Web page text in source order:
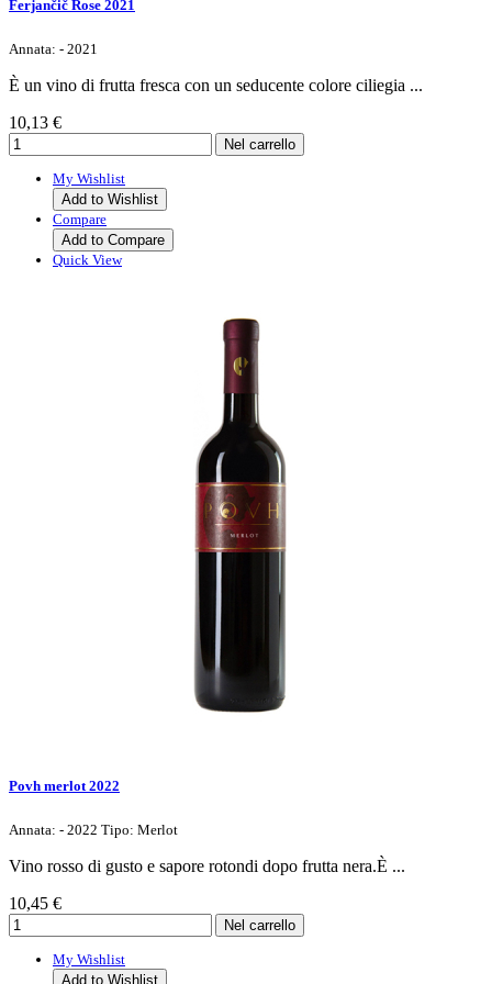
Ferjančič Rose 2021
Annata: - 2021
È un vino di frutta fresca con un seducente colore ciliegia ...
10,13 €
My Wishlist
Add to Wishlist
Compare
Add to Compare
Quick View
Povh merlot 2022
Annata: - 2022 Tipo: Merlot
Vino rosso di gusto e sapore rotondi dopo frutta nera.È ...
10,45 €
My Wishlist
Add to Wishlist